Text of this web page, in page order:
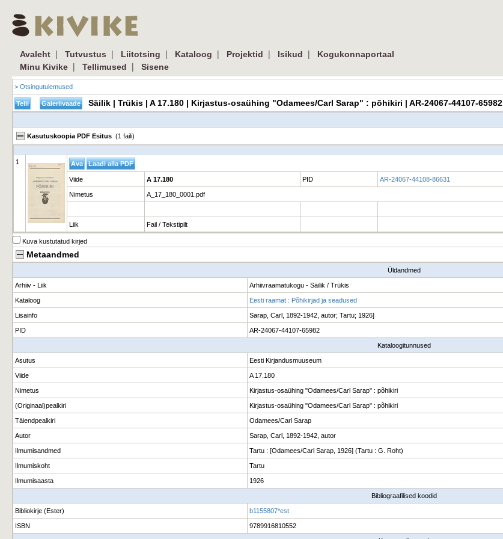
Avaleht | Tutvustus | Liitotsing | Kataloog | Projektid | Isikud |
Kogukonnaportaal
Minu Kivike | Tellimused | Sisene
> Otsingutulemused
Säilik | Trükis | A 17.180 | Kirjastus-osaühing "Odamees/Carl Sarap" : põhikiri | AR-24067-44107-65982
Kasutuskoopia PDF Esitus (1 faili)
1
Viide A 17.180 PID AR-24067-44108-86631
Nimetus A_17_180_0001.pdf
Liik Fail / Tekstipilt
Kuva kustutatud kirjed
Metaandmed
Üldandmed
Arhiiv - Liik Arhiivraamatukogu - Säilik / Trükis
Kataloog Eesti raamat : Põhikirjad ja seadused
Lisainfo Sarap, Carl, 1892-1942, autor; Tartu; 1926]
PID AR-24067-44107-65982
Kataloogitunnused
Asutus Eesti Kirjandusmuuseum
Viide A 17.180
Nimetus Kirjastus-osaühing "Odamees/Carl Sarap" : põhikiri
(Originaal)pealkiri Kirjastus-osaühing "Odamees/Carl Sarap" : põhikiri
Täiendpealkiri Odamees/Carl Sarap
Autor Sarap, Carl, 1892-1942, autor
Ilmumisandmed Tartu : [Odamees/Carl Sarap, 1926] (Tartu : G. Roht)
Ilmumiskoht Tartu
Ilmumisaasta 1926
Bibliograafilised koodid
Bibliokirje (Ester) b1155807*est
ISBN 9789916810552